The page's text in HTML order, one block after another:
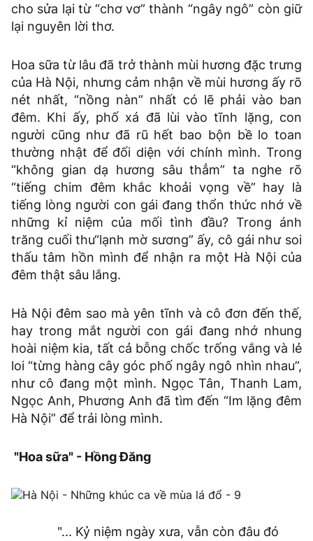
cho sửa lại từ “chơ vơ” thành “ngây ngô” còn giữ
lại nguyên lời thơ.
Hoa sữa từ lâu đã trở thành mùi hương đặc trưng
của Hà Nội, nhưng cảm nhận về mùi hương ấy rõ
nét nhất, “nồng nàn” nhất có lẽ phải vào ban
đêm. Khi ấy, phố xá đã lùi vào tĩnh lặng, con
người cũng như đã rũ hết bao bộn bề lo toan
thường nhật để đối diện với chính mình. Trong
“không gian dạ hương sâu thẳm” ta nghe rõ
“tiếng chim đêm khắc khoải vọng về” hay là
tiếng lòng người con gái đang thổn thức nhớ về
những kỉ niệm của mối tình đầu? Trong ánh
trăng cuối thu“lạnh mờ sương” ấy, cô gái như soi
thấu tâm hồn mình để nhận ra một Hà Nội của
đêm thật sâu lắng.
Hà Nội đêm sao mà yên tĩnh và cô đơn đến thế,
hay trong mắt người con gái đang nhớ nhung
hoài niệm kia, tất cả bỗng chốc trống vắng và lẻ
loi “từng hàng cây góc phố ngây ngô nhìn nhau”,
như cô đang một mình. Ngọc Tân, Thanh Lam,
Ngọc Anh, Phương Anh đã tìm đến “Im lặng đêm
Hà Nội” để trải lòng mình.
"Hoa sữa" - Hồng Đăng
"... Kỷ niệm ngày xưa, vẫn còn đâu đó